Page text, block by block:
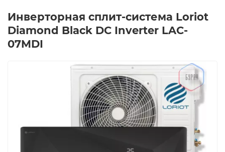
Инверторная сплит-система Loriot
Diamond Black DC Inverter LAC-
07MDI